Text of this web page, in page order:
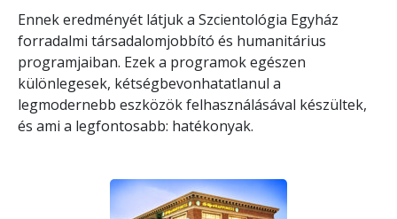
Ennek eredményét látjuk a Szcientológia Egyház
forradalmi társadalomjobbító és humanitárius
programjaiban. Ezek a programok egészen
különlegesek, kétségbevonhatatlanul a
legmodernebb eszközök felhasználásával készültek,
és ami a legfontosabb: hatékonyak.